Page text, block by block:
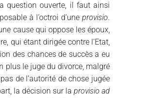
question ouverte, il faut ainsi
à l’octroi d’une provisio.
cause qui oppose les époux,
qui étant dirigée contre l’Etat,
des chances de succès a eu
plus le juge du divorce, malgré
de l’autorité de chose jugée
la décision sur la provisio ad